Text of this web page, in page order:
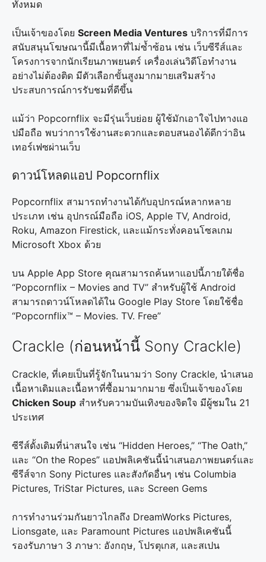
ทั้งหมด
เป็นเจ้าของโดย Screen Media Ventures บริการที่มีการ
สนับสนุนโฆษณานี้มีเนื้อหาที่ไม่ซ้ำซ้อน เช่น เว็บซีรีส์และ
โครงการจากนักเรียนภาพยนตร์ เครื่องเล่นวิดีโอทำงาน
อย่างไม่ต้องติด มีตัวเลือกขั้นสูงมากมายเสริมสร้าง
ประสบการณ์การรับชมที่ดีขึ้น
แม้ว่า Popcornflix จะมีรุ่นเว็บย่อย ผู้ใช้มักเอาใจไปทางแอ
ปมือถือ พบว่าการใช้งานสะดวกและตอบสนองได้ดีกว่าอิน
เทอร์เฟซผ่านเว็บ
ดาวน์โหลดแอป Popcornflix
Popcornflix สามารถทำงานได้กับอุปกรณ์หลากหลาย
ประเภท เช่น อุปกรณ์มือถือ iOS, Apple TV, Android,
Roku, Amazon Firestick, และแม้กระทั่งคอนโซลเกม
Microsoft Xbox ด้วย
บน Apple App Store คุณสามารถค้นหาแอปนี้ภายใต้ชื่อ
“Popcornflix – Movies and TV” สำหรับผู้ใช้ Android
สามารถดาวน์โหลดได้ใน Google Play Store โดยใช้ชื่อ
“Popcornflix™ – Movies. TV. Free”
Crackle (ก่อนหน้านี้ Sony Crackle)
Crackle, ที่เคยเป็นที่รู้จักในนามว่า Sony Crackle, นำเสนอ
เนื้อหาเดิมและเนื้อหาที่ซื้อมามากมาย ซึ่งเป็นเจ้าของโดย
Chicken Soup สำหรับความบันเทิงของจิตใจ มีผู้ชมใน 21
ประเทศ
ซีรีส์ดั้งเดิมที่น่าสนใจ เช่น “Hidden Heroes,” “The Oath,”
และ “On the Ropes” แอปพลิเคชันนี้นำเสนอภาพยนตร์และ
ซีรีส์จาก Sony Pictures และสังกัดอื่นๆ เช่น Columbia
Pictures, TriStar Pictures, และ Screen Gems
การทำงานร่วมกันยาวไกลถึง DreamWorks Pictures,
Lionsgate, และ Paramount Pictures แอปพลิเคชันนี้
รองรับภาษา 3 ภาษา: อังกฤษ, โปรตุเกส, และสเปน